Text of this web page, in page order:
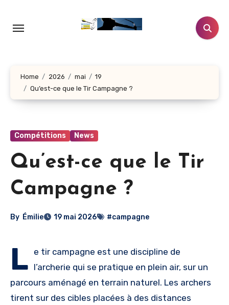
contenu
Home 2026 mai
19
Qu’est-ce que le Tir Campagne ?
Compétitions News
Qu’est-ce que le Tir
Campagne ?
By Émilie 19 mai 2026 #campagne
L e tir campagne est une discipline de
l’archerie qui se pratique en plein air, sur un
parcours aménagé en terrain naturel. Les archers
tirent sur des cibles placées à des distances